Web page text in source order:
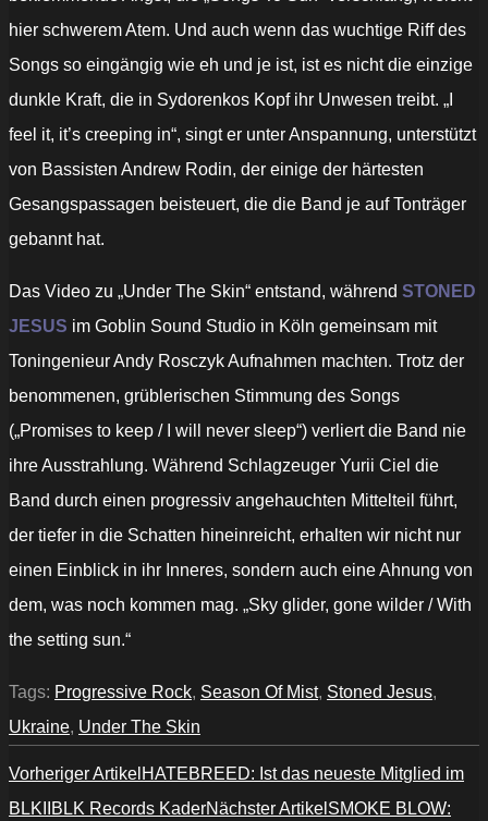
hier schwerem Atem. Und auch wenn das wuchtige Riff des
Songs so eingängig wie eh und je ist, ist es nicht die einzige
dunkle Kraft, die in Sydorenkos Kopf ihr Unwesen treibt. „I
feel it, it’s creeping in“, singt er unter Anspannung, unterstützt
von Bassisten Andrew Rodin, der einige der härtesten
Gesangspassagen beisteuert, die die Band je auf Tonträger
gebannt hat.
Das Video zu „Under The Skin“ entstand, während STONED
JESUS im Goblin Sound Studio in Köln gemeinsam mit
Toningenieur Andy Rosczyk Aufnahmen machten. Trotz der
benommenen, grüblerischen Stimmung des Songs
(„Promises to keep / I will never sleep“) verliert die Band nie
ihre Ausstrahlung. Während Schlagzeuger Yurii Ciel die
Band durch einen progressiv angehauchten Mittelteil führt,
der tiefer in die Schatten hineinreicht, erhalten wir nicht nur
einen Einblick in ihr Inneres, sondern auch eine Ahnung von
dem, was noch kommen mag. „Sky glider, gone wilder / With
the setting sun.“
Tags: Progressive Rock, Season Of Mist, Stoned Jesus,
Ukraine, Under The Skin
Vorheriger Artikel HATEBREED: Ist das neueste Mitglied im
BLKIIBLK Records KaderNächster Artikel SMOKE BLOW: